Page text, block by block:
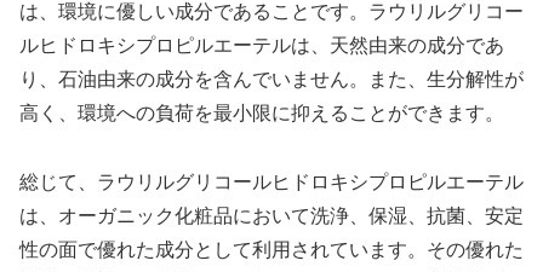
は、環境に優しい成分であることです。ラウリルグリコー
ルヒドロキシプロピルエーテルは、天然由来の成分であ
り、石油由来の成分を含んでいません。また、生分解性が
高く、環境への負荷を最小限に抑えることができます。
総じて、ラウリルグリコールヒドロキシプロピルエーテル
は、オーガニック化粧品において洗浄、保湿、抗菌、安定
性の面で優れた成分として利用されています。その優れた